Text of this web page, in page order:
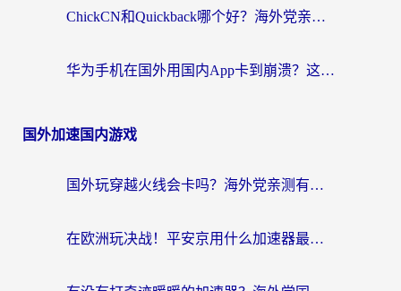
ChickCN和Quickback哪个好？海外党亲测回国加速器，轻松解锁国内资源（附避坑指南）
华为手机在国外用国内App卡到崩溃？这篇加速器指南帮你无缝刷剧打游戏
国外加速国内游戏
国外玩穿越火线会卡吗？海外党亲测有效的国服游戏加速指南
在欧洲玩决战！平安京用什么加速器最好用？2026实测有效的国服游戏加速指南